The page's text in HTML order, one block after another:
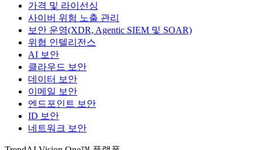
가격 및 라이선싱
사이버 위험 노출 관리
보안 운영(XDR, Agentic SIEM 및 SOAR)
위협 인텔리전스
AI 보안
클라우드 보안
데이터 보안
이메일 보안
엔드포인트 보안
ID 보안
네트워크 보안